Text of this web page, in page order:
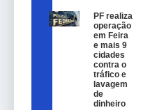
PF realiza
operação
em Feira
e mais 9
cidades
contra o
tráfico e
lavagem
de
dinheiro